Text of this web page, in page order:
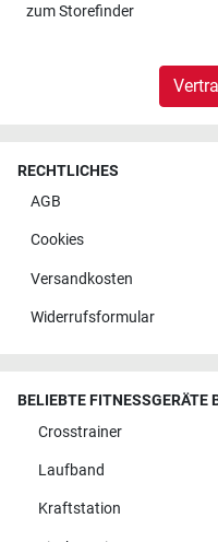
zumStorefinder
RECHTLICHES
AGB
Cookies
Versandkosten
Widerrufsformular
BELIEBTE FITNESSGERÄTE
Crosstrainer
Laufband
Kraftstation